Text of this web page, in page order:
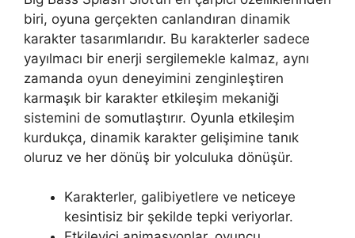
biri, oyuna gerçekten canlandıran dinamik
karakter tasarımlarıdır. Bu karakterler sadece
yayılmacı bir enerji sergilemekle kalmaz, aynı
zamanda oyun deneyimini zenginleştiren
karmaşık bir karakter etkileşim mekaniği
sistemini de somutlaştırır. Oyunla etkileşim
kurdukça, dinamik karakter gelişimine tanık
oluruz ve her dönüş bir yolculuka dönüşür.
Karakterler, galibiyetlere ve neticeye
kesintisiz bir şekilde tepki veriyorlar.